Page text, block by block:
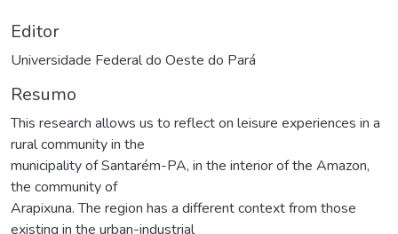
Editor
Universidade Federal do Oeste do Pará
Resumo
This research allows us to reflect on leisure experiences in a
rural community in the
municipality of Santarém-PA, in the interior of the Amazon,
the community of
Arapixuna. The region has a different context from those
existing in the urban-industrial